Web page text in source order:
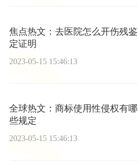
焦点热文：去医院怎么开伤残鉴
定证明
2023-05-15 15:46:13
全球热文：商标使用性侵权有哪
些规定
2023-05-15 15:46:13